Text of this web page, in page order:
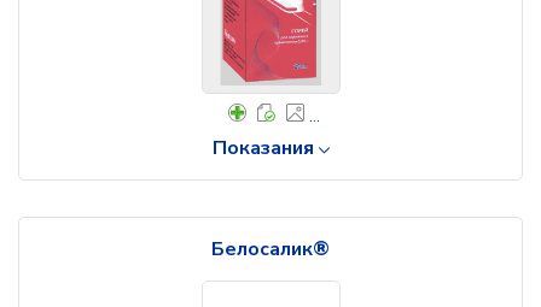
...
Показания
Белосалик®